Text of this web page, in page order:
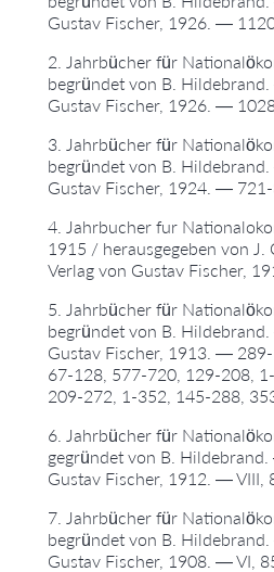
Gustav Fischer, 1926. —
2. Jahrbücher für
begründet von B.
Gustav Fischer, 1926. — 1028
3. Jahrbücher für
begründet von B.
Gustav Fischer, 1924. — 721-
4. Jahrbucher fur
1915 / herausgegeben von
Verlag von Gustav Fischer,
5. Jahrbücher für
begründet von B.
Gustav Fischer, 1913. —
67-128, 577-720, 129-208,
209-272, 1-352, 145-288,
6. Jahrbücher für
gegründet von B.
Gustav Fischer, 1912. — VIII,
7. Jahrbücher für
begründet von B.
Gustav Fischer, 1908. — VI,